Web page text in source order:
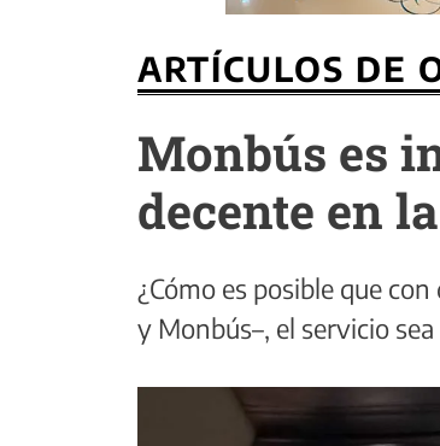
ARTÍCULOS DE
Monbús es
decente en
¿Cómo es posible que
y Monbús–, el servicio